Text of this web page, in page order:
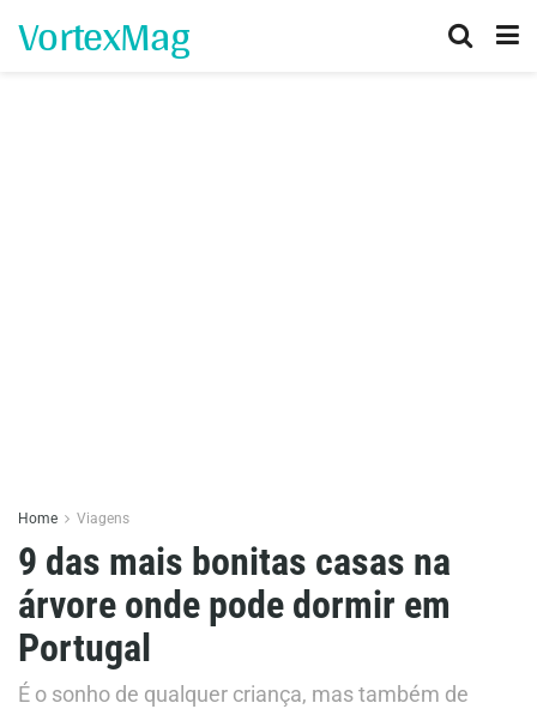
VortexMag
Home Viagens
9 das mais bonitas casas na
árvore onde pode dormir em
Portugal
É o sonho de qualquer criança, mas também de